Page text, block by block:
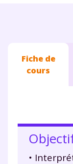
Fiche de
cours
•